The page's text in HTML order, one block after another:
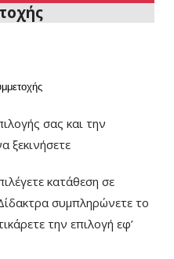
σας και την
ξεκινήσετε
κατάθεση σε
συμπληρώνετε το
την επιλογή εφ’